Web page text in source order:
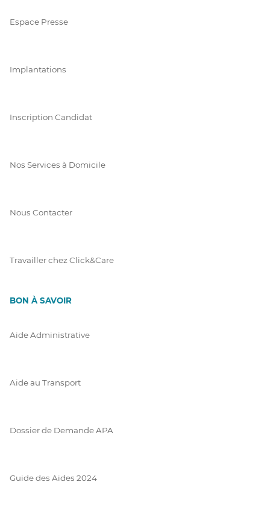
Espace Presse
Implantations
Inscription Candidat
Nos Services à Domicile
Nous Contacter
Travailler chez Click&Care
BON À SAVOIR
Aide Administrative
Aide au Transport
Dossier de Demande APA
Guide des Aides 2024